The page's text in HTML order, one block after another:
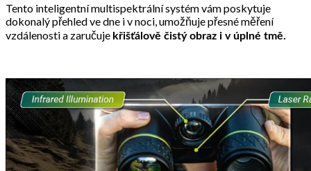
Tento inteligentní multispektrální systém vám poskytuje
dokonalý přehled ve dne i v noci, umožňuje přesné měření
vzdálenosti a zaručuje křišťálově čistý obraz i v úplné tmě.